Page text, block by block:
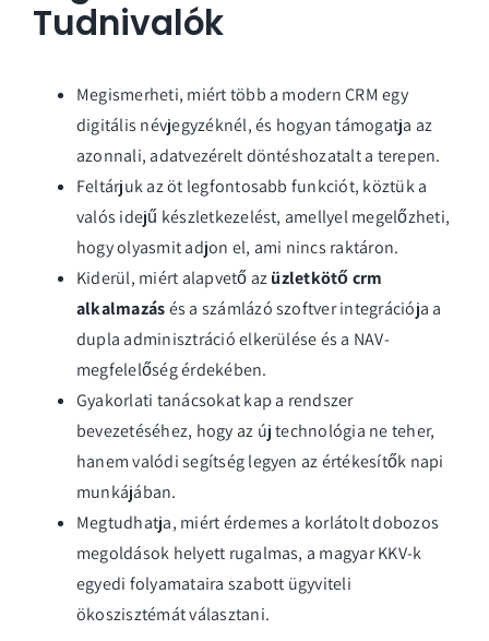
Tudnivalók
Megismerheti, miért több a modern CRM egy
digitális névjegyzéknél, és hogyan támogatja az
azonnali, adatvezérelt döntéshozatalt a terepen.
Feltárjuk az öt legfontosabb funkciót, köztük a
valós idejű készletkezelést, amellyel megelőzheti,
hogy olyasmit adjon el, ami nincs raktáron.
Kiderül, miért alapvető azüzletkötő crm
alkalmazásés a számlázó szoftver integrációja a
dupla adminisztráció elkerülése és a NAV-
megfelelőség érdekében.
Gyakorlati tanácsokat kap a rendszer
bevezetéséhez, hogy az új technológia ne teher,
hanem valódi segítség legyen az értékesítők napi
munkájában.
Megtudhatja, miért érdemes a korlátolt dobozos
megoldások helyett rugalmas, a magyar KKV-k
egyedi folyamataira szabott ügyviteli
ökoszisztémát választani.